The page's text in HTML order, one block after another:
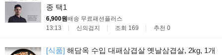
종 택1
6,900원배송 무료패션플러스
13:13
신의검지 조회 169 추천 0
[식품] 해담옥 수입 대패삼겹살 옛날삼겹살, 2kg, 1개